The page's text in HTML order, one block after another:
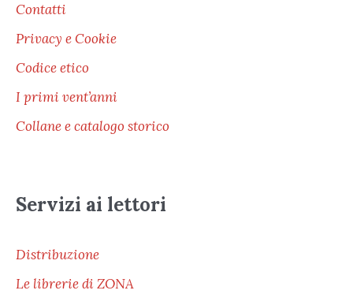
Contatti
Privacy e Cookie
Codice etico
I primi vent’anni
Collane e catalogo storico
Servizi ai lettori
Distribuzione
Le librerie di ZONA